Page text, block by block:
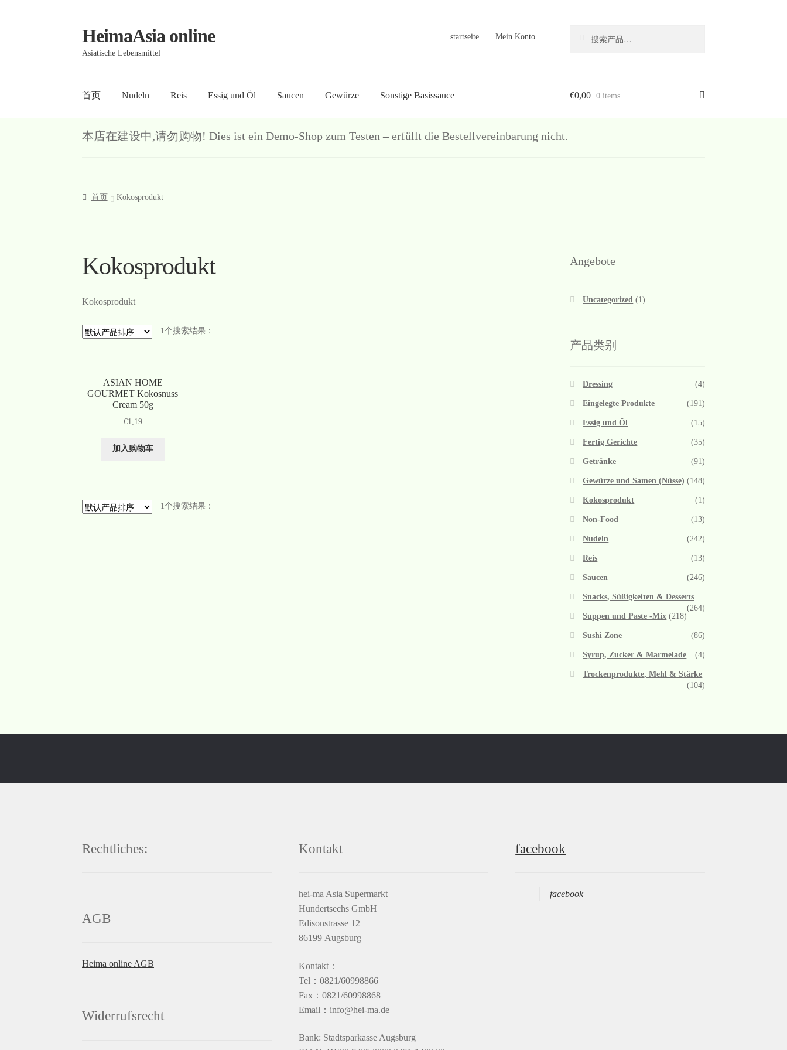
Skip
Skip
HeimaAsia online
Asiatische Lebensmittel
startseite Mein Konto
索：
首页 Nudeln Reis Essig und Öl Saucen Gewürze Sonstige Basissauce
首页About AGB Contact Datenschutz Kasse Mein Konto Warenkorb Welcome Widerrufsformular 关于 联系
€0,00 0 items
本店在建设中,请勿购物! Dies ist ein Demo-Shop zum Testen – erfüllt die Bestellvereinbarung nicht.
首页 Kokosprodukt
Kokosprodukt
Kokosprodukt
1个搜索结果：
ASIAN HOME
GOURMET Kokosnuss
Cream 50g
€1,19
加入购物车
1个搜索结果：
Angebote
Uncategorized (1)
产品类别
Dressing (4)
Eingelegte Produkte (191)
Essig und Öl (15)
Fertig Gerichte (35)
Getränke (91)
Gewürze und Samen (Nüsse) (148)
Kokosprodukt (1)
Non-Food (13)
Nudeln (242)
Reis (13)
Saucen (246)
Snacks, Süßigkeiten & Desserts
(264)
Suppen und Paste -Mix (218)
Sushi Zone (86)
Syrup, Zucker & Marmelade (4)
Trockenprodukte, Mehl & Stärke
(104)
Rechtliches:
AGB
Heima online AGB
Widerrufsrecht
Kontakt
hei-ma Asia Supermarkt
Hundertsechs GmbH
Edisonstrasse 12
86199 Augsburg
Kontakt：
Tel：0821/60998866
Fax：0821/60998868
Email：info@hei-ma.de
Bank: Stadtsparkasse Augsburg
facebook
facebook